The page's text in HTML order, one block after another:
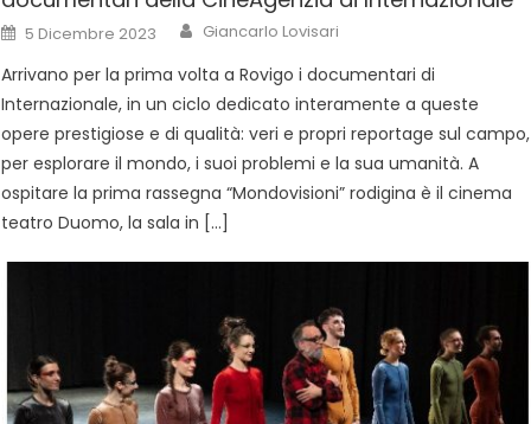
5 Dicembre 2023 Giancarlo Lovisari
Arrivano per la prima volta a Rovigo i documentari di
Internazionale, in un ciclo dedicato interamente a queste
opere prestigiose e di qualità: veri e propri reportage sul campo,
per esplorare il mondo, i suoi problemi e la sua umanità. A
ospitare la prima rassegna “Mondovisioni” rodigina è il cinema
teatro Duomo, la sala in […]